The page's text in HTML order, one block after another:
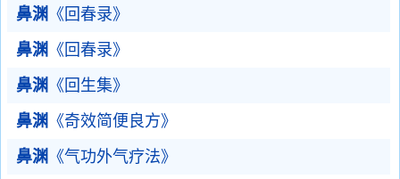
鼻渊 《回春录》
鼻渊 《回春录》
鼻渊 《回生集》
鼻渊 《奇效简便良方》
鼻渊 《气功外气疗法》